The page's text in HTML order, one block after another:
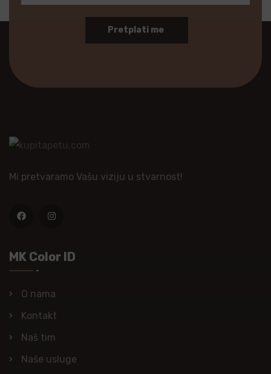
Pretplati me
Mi pretvaramo Vašu viziju u stvarnost!
MK Color ID
O nama
Kontakt
Naš tim
Naše usluge